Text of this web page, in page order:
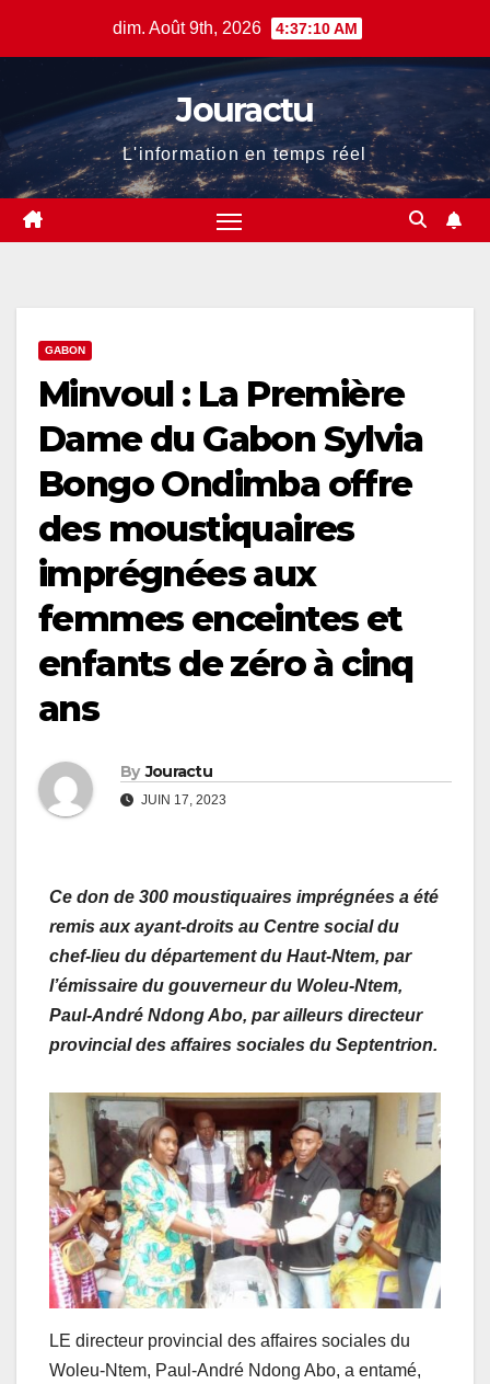
dim. Août 9th, 2026 4:37:11 AM
Jouractu
L'information en temps réel
GABON
Minvoul : La Première
Dame du Gabon Sylvia
Bongo Ondimba offre
des moustiquaires
imprégnées aux
femmes enceintes et
enfants de zéro à cinq
ans
By Jouractu
JUIN 17, 2023
Ce don de 300 moustiquaires imprégnées a été
remis aux ayant-droits au Centre social du
chef-lieu du département du Haut-Ntem, par
l’émissaire du gouverneur du Woleu-Ntem,
Paul-André Ndong Abo, par ailleurs directeur
provincial des affaires sociales du Septentrion.
LE directeur provincial des affaires sociales du
Woleu-Ntem, Paul-André Ndong Abo, a entamé,